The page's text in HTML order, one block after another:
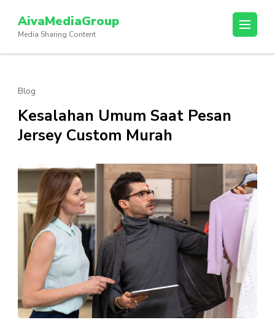
konten
(Tekan
AivaMediaGroup
Media Sharing Content
Blog
Kesalahan Umum Saat Pesan
Jersey Custom Murah